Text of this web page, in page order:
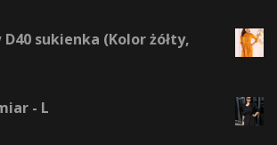
sukienka (Kolor żółty,
- L